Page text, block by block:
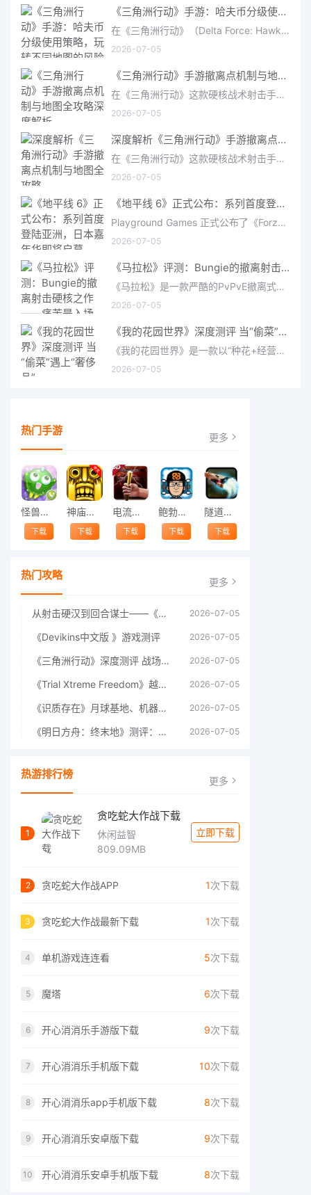
《三角洲行动》手游：哈夫币分级使用策略，玩转不同地图的风险与回报
在《三角洲行动》（Delta Force: Hawk Ops）“烽火地带”模式中，地图被划分为“普通”、“机密”和“绝密”三个
2026-07-05
《三角洲行动》手游撤离点机制与地图全攻略深度解析
在《三角洲行动》这款硬核战术射击手游中，撤离是每位干员行动的核心目标。无论你在战场中搜刮了多少高价值物
2026-07-05
深度解析《三角洲行动》手游撤离点机制与地图全攻略
在《三角洲行动》这款硬核战术射击手游中，撤离是每位干员行动的核心目标。无论你在战场中搜刮了多少高价值物
2026-07-05
《地平线 6》正式公布：系列首度登陆亚洲，日本嘉年华即将启幕
Playground Games 正式公布了《Forza Horizon 6》，这次备受赞誉的地平线嘉年华将首次驶入亚洲，落户日本。玩家
2026-07-05
《马拉松》评测：Bungie的撤离射击硬核之作——痛苦是入场券，回报是顶级的
《马拉松》是一款严酷的PvPvE撤离式射击游戏，现已登陆PS5、Xbox Series X/S和PC。它继承了Bungie上世纪90年
2026-07-05
《我的花园世界》深度测评 当“偷菜”遇上“奢侈品”
《我的花园世界》是一款以“种花+经营+社交”为核心的模拟经营类手游。游戏将玩家置于一个古风花园环境中，扮
2026-07-05
热门手游 更多
怪兽跳跃
下载
神庙逃亡中文版
下载
电流急急棒
下载
鲍勃的梦境
下载
隧道逃脱
下载
热门攻略 更多
从射击硬汉到回合谋士——《战争机器：战略版》如何演绎另一位猛男的传奇 2026-07-05
《Devikins中文版 》游戏测评 2026-07-05
《三角洲行动》深度测评 战场上的野心与裂痕 2026-07-05
《Trial Xtreme Freedom》越野摩托车测评总结 2026-07-05
《识质存在》月球基地、机器人女孩多年来最佳射击游戏 2026-07-05
《明日方舟：终末地》测评：于荒芜之中，重建文明 2026-07-05
热游排行榜 更多
1
贪吃蛇大作战下载
休闲益智
809.09MB
立即下载
2 贪吃蛇大作战APP 1次下载
3 贪吃蛇大作战最新下载 1次下载
4 单机游戏连连看 5次下载
5 魔塔 6次下载
6 开心消消乐手游版下载 9次下载
7 开心消消乐手机版下载 10次下载
8 开心消消乐app手机版下载 8次下载
9 开心消消乐安卓版下载 9次下载
10 开心消消乐安卓手机版下载 8次下载